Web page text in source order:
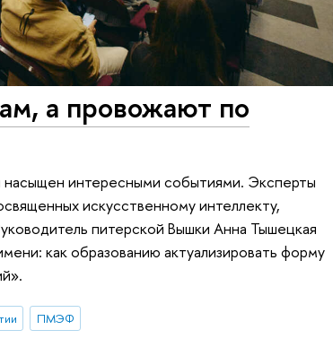
а провожают по
интересными событиями. Эксперты
искусственному интеллекту,
питерской Вышки Анна Тышецкая
как образованию актуализировать форму
ПМЭФ